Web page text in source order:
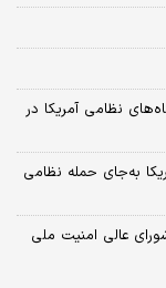
نظامی آمریکا در
به‌جای حمله نظامی
عالی امنیت ملی